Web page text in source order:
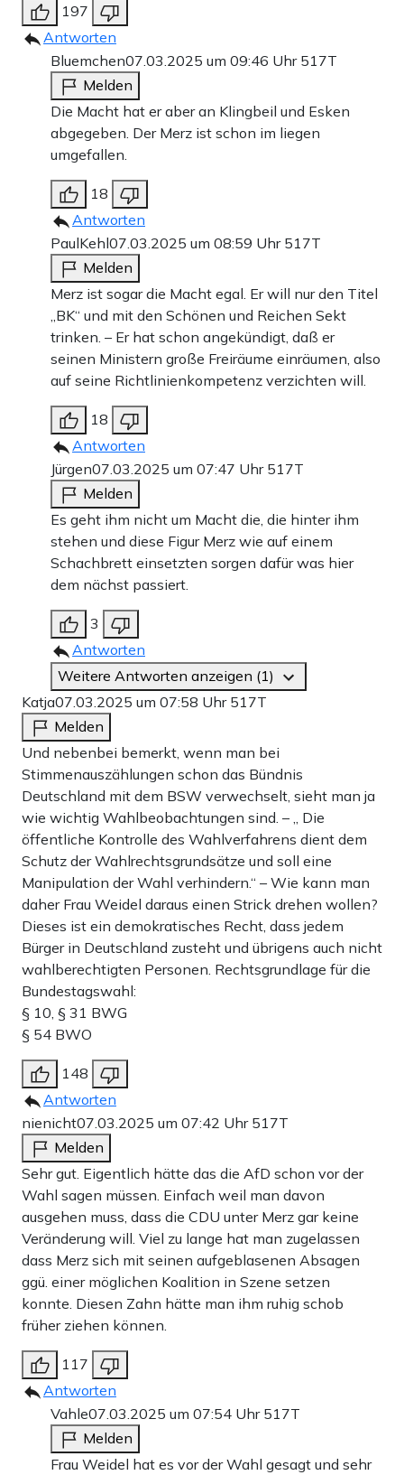
197
Antworten
Bluemchen07.03.2025 um 09:46 Uhr 517T
Melden
Die Macht hat er aber an Klingbeil und Esken
abgegeben. Der Merz ist schon im liegen
umgefallen.
18
Antworten
PaulKehl07.03.2025 um 08:59 Uhr 517T
Melden
Merz ist sogar die Macht egal. Er will nur den Titel
„BK“ und mit den Schönen und Reichen Sekt
trinken. – Er hat schon angekündigt, daß er
seinen Ministern große Freiräume einräumen, also
auf seine Richtlinienkompetenz verzichten will.
18
Antworten
Jürgen07.03.2025 um 07:47 Uhr 517T
Melden
Es geht ihm nicht um Macht die, die hinter ihm
stehen und diese Figur Merz wie auf einem
Schachbrett einsetzten sorgen dafür was hier
dem nächst passiert.
3
Antworten
Weitere Antworten anzeigen (1)
Katja07.03.2025 um 07:58 Uhr 517T
Melden
Und nebenbei bemerkt, wenn man bei
Stimmenauszählungen schon das Bündnis
Deutschland mit dem BSW verwechselt, sieht man ja
wie wichtig Wahlbeobachtungen sind. – „ Die
öffentliche Kontrolle des Wahlverfahrens dient dem
Schutz der Wahlrechtsgrundsätze und soll eine
Manipulation der Wahl verhindern.“ – Wie kann man
daher Frau Weidel daraus einen Strick drehen wollen?
Dieses ist ein demokratisches Recht, dass jedem
Bürger in Deutschland zusteht und übrigens auch nicht
wahlberechtigten Personen. Rechtsgrundlage für die
Bundestagswahl:
§ 10, § 31 BWG
§ 54 BWO
148
Antworten
nienicht07.03.2025 um 07:42 Uhr 517T
Melden
Sehr gut. Eigentlich hätte das die AfD schon vor der
Wahl sagen müssen. Einfach weil man davon
ausgehen muss, dass die CDU unter Merz gar keine
Veränderung will. Viel zu lange hat man zugelassen
dass Merz sich mit seinen aufgeblasenen Absagen
ggü. einer möglichen Koalition in Szene setzen
konnte. Diesen Zahn hätte man ihm ruhig schob
früher ziehen können.
117
Antworten
Vahle07.03.2025 um 07:54 Uhr 517T
Melden
Frau Weidel hat es vor der Wahl gesagt und sehr